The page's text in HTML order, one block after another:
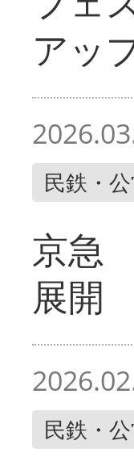
アッ
民鉄・
京急
展開
民鉄・